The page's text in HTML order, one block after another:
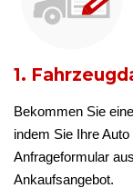
1.
Bekommen Sie
indem Sie Ihre
Anfrageformular
Ankaufsangebot.